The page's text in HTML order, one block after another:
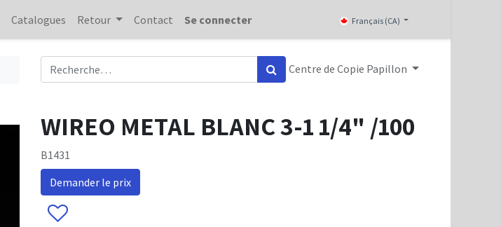
Catalogues Retour Contact Se connecter Français (CA)
Centre de Copie Papillon
WIREO METAL BLANC 3-1 1/4" /100
B1431
Demander le prix